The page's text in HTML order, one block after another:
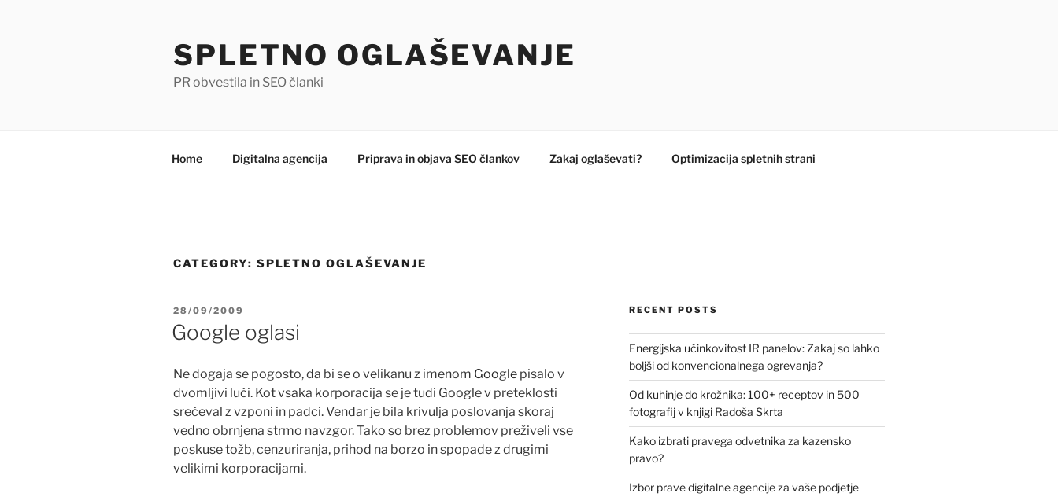
SPLETNO OGLAŠEVANJE
PR obvestila in SEO članki
Home Digitalna agencija Priprava in objava SEO člankov Zakaj oglaševati? Optimizacija spletnih strani
CATEGORY: SPLETNO OGLAŠEVANJE
POSTED
ON
28/09/2009
Google oglasi
Ne dogaja se pogosto, da bi se o velikanu z imenom Google pisalo v
dvomljivi luči. Kot vsaka korporacija se je tudi Google v preteklosti
srečeval z vzponi in padci. Vendar je bila krivulja poslovanja skoraj
vedno obrnjena strmo navzgor. Tako so brez problemov preživeli vse
poskuse tožb, cenzuriranja, prihod na borzo in spopade z drugimi
velikimi korporacijami.
RECENT POSTS
Energijska učinkovitost IR panelov: Zakaj so lahko
boljši od konvencionalnega ogrevanja?
Od kuhinje do krožnika: 100+ receptov in 500
fotografij v knjigi Radoša Skrta
Kako izbrati pravega odvetnika za kazensko
pravo?
Izbor prave digitalne agencije za vaše podjetje